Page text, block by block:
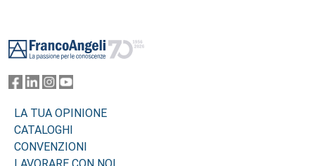
LA TUA OPINIONE
CATALOGHI
CONVENZIONI